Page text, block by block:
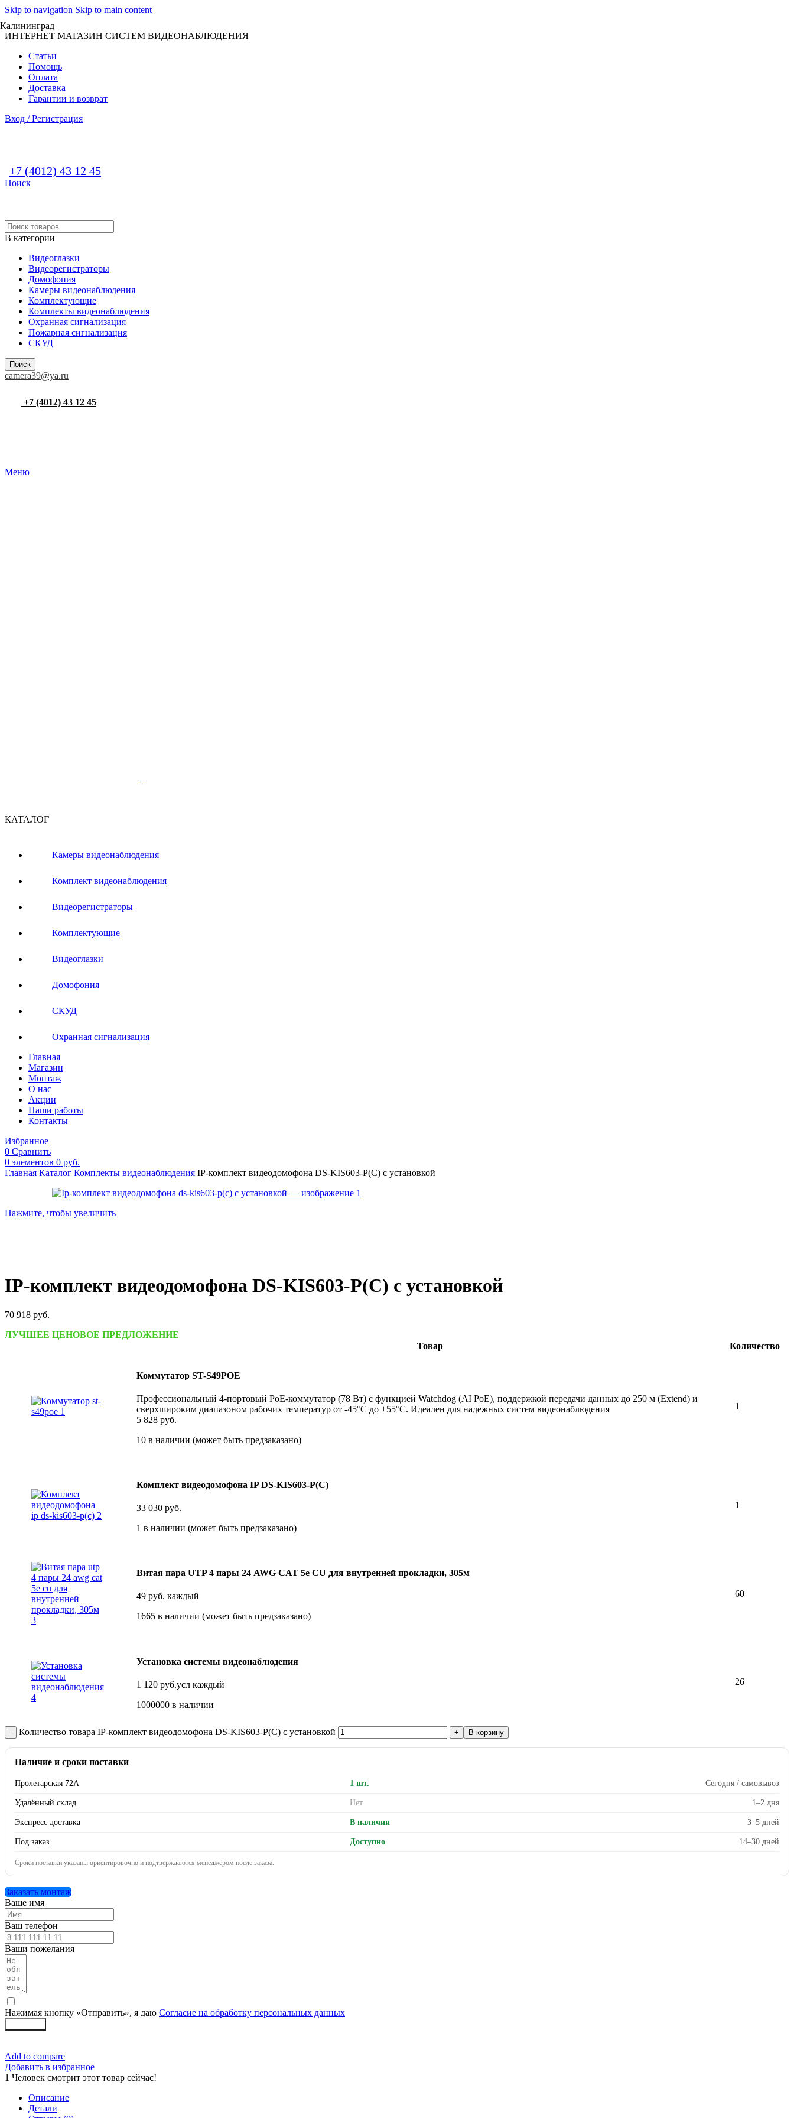
Skip to navigation Skip to main content
Калининград
ИНТЕРНЕТ МАГАЗИН СИСТЕМ ВИДЕОНАБЛЮДЕНИЯ
Статьи
Помощь
Оплата
Доставка
Гарантии и возврат
Вход / Регистрация
+7 (4012) 43 12 45
Поиск
В категории
Видеоглазки
Видеорегистраторы
Домофония
Камеры видеонаблюдения
Комплектующие
Комплекты видеонаблюдения
Охранная сигнализация
Пожарная сигнализация
СКУД
Поиск
camera39@ya.ru
+7 (4012) 43 12 45
Меню
КАТАЛОГ
Камеры видеонаблюдения
Комплект видеонаблюдения
Видеорегистраторы
Комплектующие
Видеоглазки
Домофония
СКУД
Охранная сигнализация
Главная
Магазин
Монтаж
О нас
Акции
Наши работы
Контакты
Избранное
0 Сравнить
0 элементов 0 руб.
Главная Каталог Комплекты видеонаблюдения IP-комплект видеодомофона DS-KIS603-P(C) с установкой
Нажмите, чтобы увеличить
IP-комплект видеодомофона DS-KIS603-P(C) с установкой
70 918 руб.
ЛУЧШЕЕ ЦЕНОВОЕ ПРЕДЛОЖЕНИЕ
Товар
Количество
Коммутатор ST-S49POE
Профессиональный 4-портовый PoE-коммутатор (78 Вт) с функцией Watchdog (AI PoE), поддержкой передачи данных до 250 м (Extend) и
сверхшироким диапазоном рабочих температур от -45°C до +55°C. Идеален для надежных систем видеонаблюдения
5 828 руб.
10 в наличии (может быть предзаказано)
1
Комплект видеодомофона IP DS-KIS603-P(C)
33 030 руб.
1 в наличии (может быть предзаказано)
1
Витая пара UTP 4 пары 24 AWG CAT 5e CU для внутренней прокладки, 305м
49 руб. каждый
1665 в наличии (может быть предзаказано)
60
Установка системы видеонаблюдения
1 120 руб.усл каждый
1000000 в наличии
26
Количество товара IP-комплект видеодомофона DS-KIS603-P(C) с установкой В корзину
Наличие и сроки поставки
Пролетарская 72А 1 шт. Сегодня / самовывоз
Удалённый склад Нет 1–2 дня
Экспресс доставка В наличии 3–5 дней
Под заказ Доступно 14–30 дней
Сроки поставки указаны ориентировочно и подтверждаются менеджером после заказа.
Заказать монтаж
Ваше имя
Ваш телефон
Ваши пожелания
Нажимая кнопку «Отправить», я даю Согласие на обработку персональных данных
Add to compare
Добавить в избранное
1 Человек смотрит этот товар сейчас!
Описание
Детали